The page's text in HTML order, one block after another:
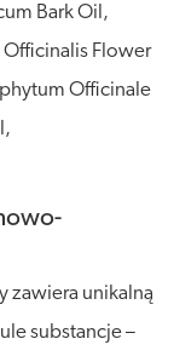
Bark Oil,
Officinalis Flower
Officinale
zawiera unikalną
substancje –